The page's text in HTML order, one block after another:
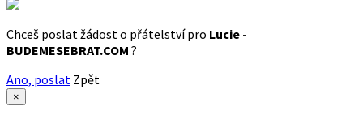
Chceš poslat žádost o přátelství pro Lucie -
BUDEMESEBRAT.COM ?
Ano, poslat Zpět
×